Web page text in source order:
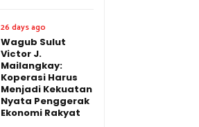
26 days ago
Wagub Sulut
Victor J.
Mailangkay:
Koperasi Harus
Menjadi Kekuatan
Nyata Penggerak
Ekonomi Rakyat